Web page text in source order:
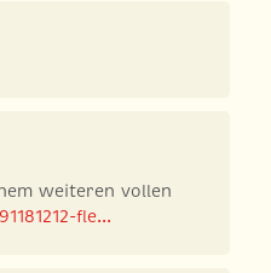
weiteren vollen
fle...